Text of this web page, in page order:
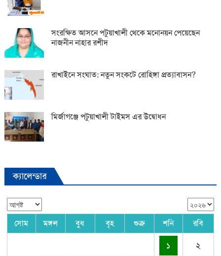
সংরক্ষিত আসনে পটুয়াখালী থেকে মনোনয়ন পেয়েছেন
নাজনীন নাহার রশীদ
রাখাইনে সংঘাত: নতুন সংকটে রোহিঙ্গা প্রত্যাবাসন?
মির্জাগঞ্জে পটুয়াখালী টাইমস এর উদ্বোধন
ক্যালেন্ডার
সোম মঙ্গল বুধ বৃহ শুক্র শনি রবি
১ ২